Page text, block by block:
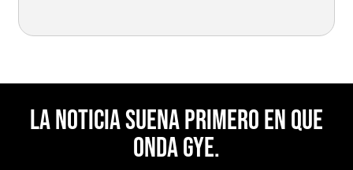
La noticia suena primero en Que
Onda Gye.